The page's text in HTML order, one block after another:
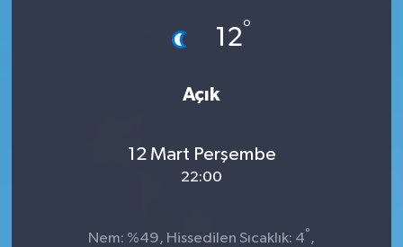
12°
Açık
12 Mart Perşembe
22:00
Nem: %49, Hissedilen Sıcaklık: 4° ,